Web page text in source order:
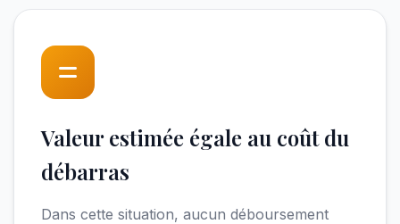
Valeur estimée égale au coût du
débarras
Dans cette situation, aucun déboursement